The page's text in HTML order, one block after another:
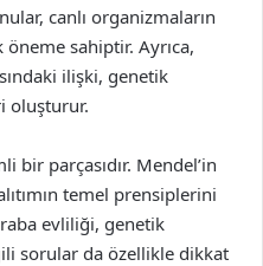
canlı organizmaların
sahiptir. Ayrıca,
ilişki, genetik
oluşturur.
bir parçasıdır. Mendel’in
temel prensiplerini
evliliği, genetik
sorular da özellikle dikkat